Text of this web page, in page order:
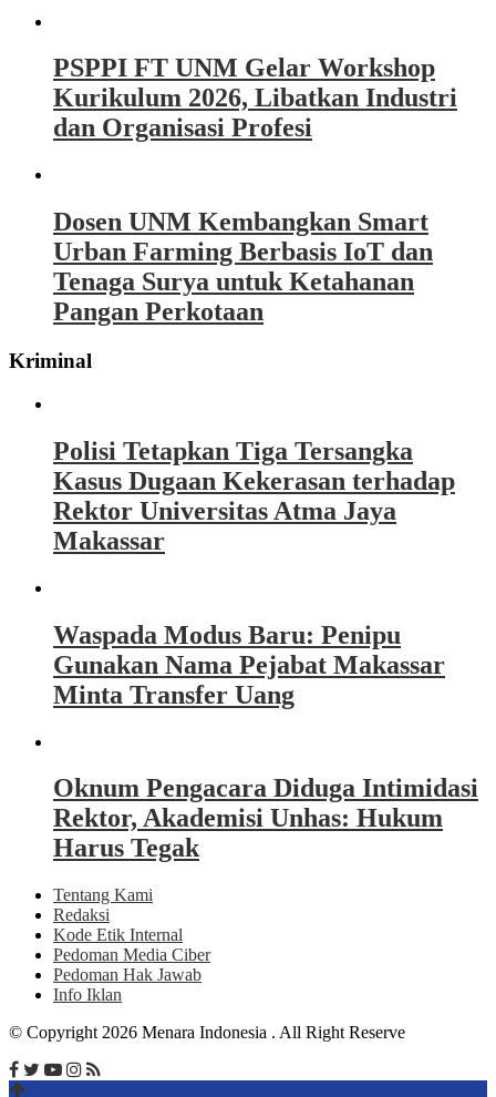
PSPPI FT UNM Gelar Workshop
Kurikulum 2026, Libatkan Industri
dan Organisasi Profesi
Dosen UNM Kembangkan Smart
Urban Farming Berbasis IoT dan
Tenaga Surya untuk Ketahanan
Pangan Perkotaan
Kriminal
Polisi Tetapkan Tiga Tersangka
Kasus Dugaan Kekerasan terhadap
Rektor Universitas Atma Jaya
Makassar
Waspada Modus Baru: Penipu
Gunakan Nama Pejabat Makassar
Minta Transfer Uang
Oknum Pengacara Diduga Intimidasi
Rektor, Akademisi Unhas: Hukum
Harus Tegak
Tentang Kami
Redaksi
Kode Etik Internal
Pedoman Media Ciber
Pedoman Hak Jawab
Info Iklan
© Copyright 2026 Menara Indonesia . All Right Reserve